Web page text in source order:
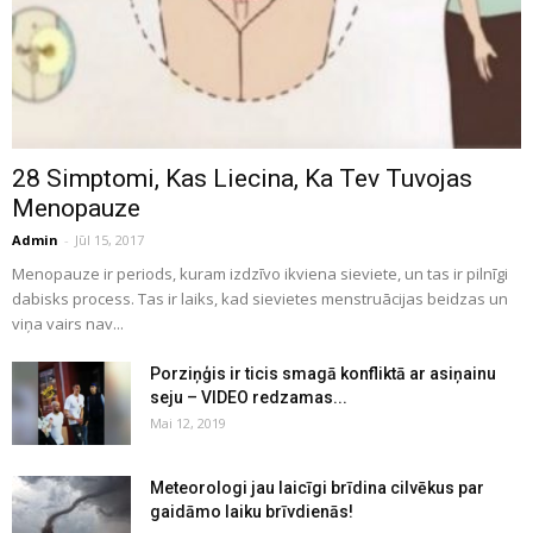
28 Simptomi, Kas Liecina, Ka Tev Tuvojas
Menopauze
Admin - Jūl 15, 2017
Menopauze ir periods, kuram izdzīvo ikviena sieviete, un tas ir pilnīgi
dabisks process. Tas ir laiks, kad sievietes menstruācijas beidzas un
viņa vairs nav...
Porziņģis ir ticis smagā konfliktā ar asiņainu
seju – VIDEO redzamas...
Mai 12, 2019
Meteorologi jau laicīgi brīdina cilvēkus par
gaidāmo laiku brīvdienās!